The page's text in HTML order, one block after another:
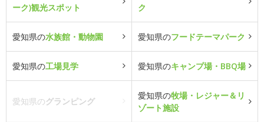
ーク)観光スポット
ク
愛知県の水族館・動物園 愛知県のフードテーマパーク
愛知県の工場見学 愛知県のキャンプ場・BBQ場
愛知県のグランピング
愛知県の牧場・レジャー＆リ
ゾート施設